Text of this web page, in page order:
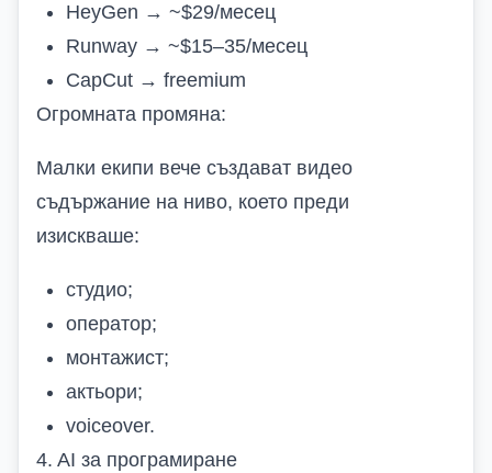
HeyGen → ~$29/месец
Runway → ~$15–35/месец
CapCut → freemium
Огромната промяна:
Малки екипи вече създават видео
съдържание на ниво, което преди
изискваше:
студио;
оператор;
монтажист;
актьори;
voiceover.
4. AI за програмиране